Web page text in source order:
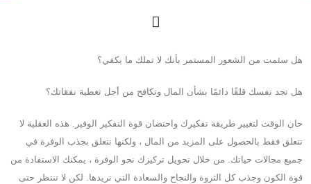
هل سئمت من الشعور المستمر بأنك لا تملك ما يكفي؟
هل تجد نفسك قلقًا دائمًا بشأن المال وتكافح من أجل تغطية نفقاتك؟
حان الوقت لتغيير طريقة تفكيرك واحتضان قوة التفكير الوفير. هذه العقلية لا
تتعلق فقط بالحصول على المزيد من المال ، ولكنها تتعلق بجذب الوفرة في
جميع مجالات حياتك. من خلال تحويل تركيزك نحو الوفرة ، يمكنك الاستفادة من
قوة الكون وجذب كل الثروة والنجاح والسعادة التي تريدها. لكن لا تنتظر حتى